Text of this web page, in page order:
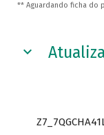
** Aguardando ficha do